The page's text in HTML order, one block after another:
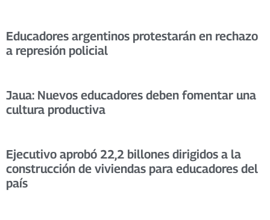
Educadores argentinos protestarán en rechazo
a represión policial
Jaua: Nuevos educadores deben fomentar una
cultura productiva
Ejecutivo aprobó 22,2 billones dirigidos a la
construcción de viviendas para educadores del
país